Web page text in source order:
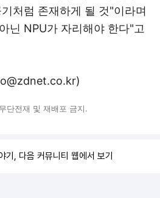
처럼 존재하게 될 것"이라며
닌 NPU가 자리해야 한다"고
단전재 및 재배포 금지.
기, 다음 커뮤니티 웹에서 보기